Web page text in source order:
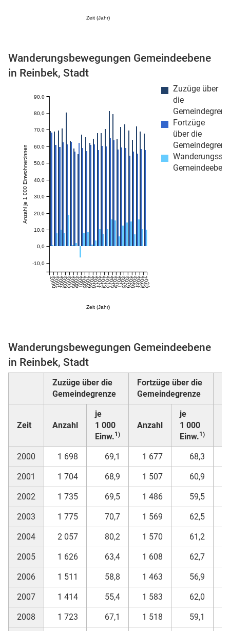
(Mikrozensus)
Zeit (Jahr)
Wanderungsbewegungen Gemeindeebene
in Reinbek, Stadt
Zuzüge über
die
Fortzüge
über die
Zeit (Jahr)
200020012002200320042005200620072008200920102011201220132014201520162017201820192020202120222023
2024
Anzahl je 1 000 Einwohner:innen
-10,0
0,0
10,0
20,0
30,0
40,0
50,0
60,0
70,0
80,0
90,0
Wanderungsbewegungen Gemeindeebene
in Reinbek, Stadt
Zuzüge über die
Gemeindegrenze
Fortzüge über die
Gemeindegrenze
Zeit Anzahl
je
1 000
Einw.1)
Anzahl
je
1 000
Einw.1)
2000 1 698 69,1 1 677 68,3
2001 1 704 68,9 1 507 60,9
2002 1 735 69,5 1 486 59,5
2003 1 775 70,7 1 569 62,5
2004 2 057 80,2 1 570 61,2
2005 1 626 63,4 1 608 62,7
2006 1 511 58,8 1 463 56,9
2007 1 414 55,4 1 583 62,0
2008 1 723 67,1 1 518 59,1